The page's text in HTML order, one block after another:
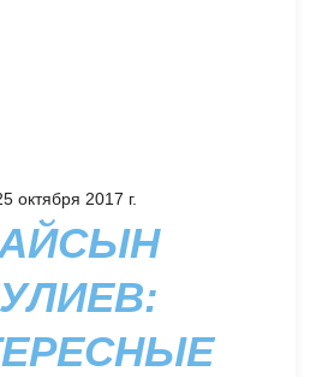
октября 2017 г.